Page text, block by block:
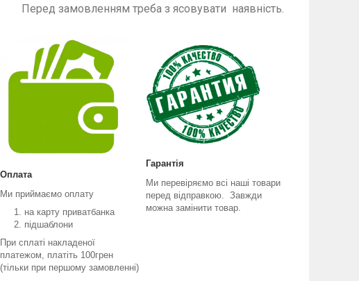
треба з ясовувати наявність.
Оплата
Ми приймаємо оплату
на карту приватбанка
підшаблони
При сплаті накладеної
платежом, платіть 100грен
(тільки при першому замовленні)
Гарантія
Ми перевіряємо всі наші товари
перед відправкою. Завжди
можна замінити товар.